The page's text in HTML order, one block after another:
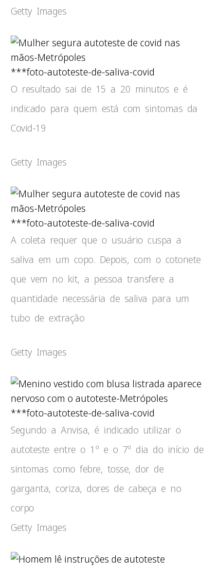
Getty Images
***foto-autoteste-de-saliva-covid
O resultado sai de 15 a 20 minutos e é
indicado para quem está com sintomas da
Covid-19
Getty Images
***foto-autoteste-de-saliva-covid
A coleta requer que o usuário cuspa a
saliva em um copo. Depois, com o cotonete
que vem no kit, a pessoa transfere a
quantidade necessária de saliva para um
tubo de extração
Getty Images
***foto-autoteste-de-saliva-covid
Segundo a Anvisa, é indicado utilizar o
autoteste entre o 1º e o 7º dia do início de
sintomas como febre, tosse, dor de
garganta, coriza, dores de cabeça e no
corpo
Getty Images